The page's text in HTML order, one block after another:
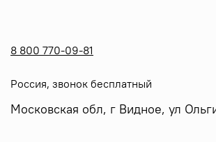
8 800 770-09-81
Россия, звонок бесплатный
Московская обл, г Видное, ул